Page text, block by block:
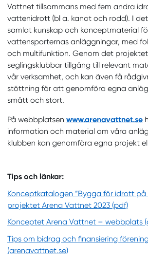
Vattnet tillsammans med fem andra
vattenidrott (bl a. kanot och rodd). I
samlat kunskap och konceptmaterial
vattensporternas anläggningar, med
och multifunktion. Genom det
seglingsklubbar tillgång till relevant
vår verksamhet, och kan även få
stöttning för att genomföra egna
smått och stort.
På webbplatsen www.arenavattnet.se
information och material om våra
klubben kan genomföra egna projekt
Tips och länkar:
Konceptkatalogen ”Bygga för idrott
projektet Arena Vattnet 2023 (pdf)
Konceptet Arena Vattnet – webbplats
Tips om bidrag och finansiering
(arenavattnet.se)